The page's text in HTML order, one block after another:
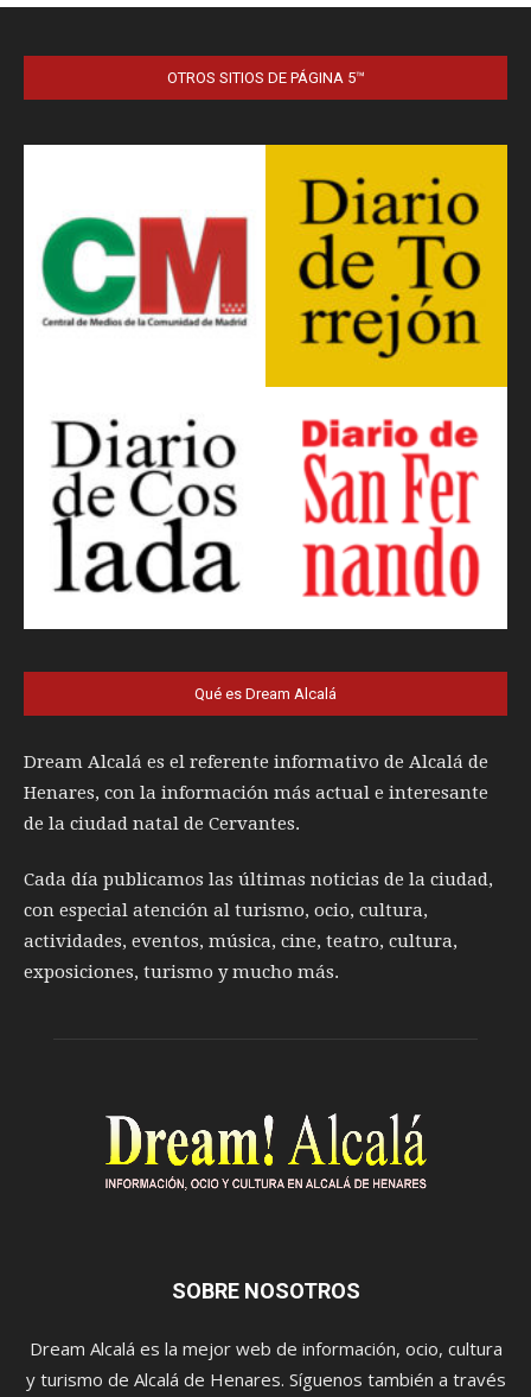
OTROS SITIOS DE PÁGINA 5™
Qué es Dream Alcalá
Dream Alcalá es el referente informativo de Alcalá de
Henares, con la información más actual e interesante
de la ciudad natal de Cervantes.
Cada día publicamos las últimas noticias de la ciudad,
con especial atención al turismo, ocio, cultura,
actividades, eventos, música, cine, teatro, cultura,
exposiciones, turismo y mucho más.
SOBRE NOSOTROS
Dream Alcalá es la mejor web de información, ocio, cultura
y turismo de Alcalá de Henares. Síguenos también a través